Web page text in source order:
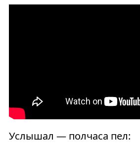
Услышал — полчаса пел: